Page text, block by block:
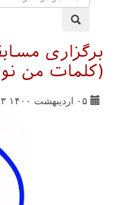
برگزاری
(كلمات من
۰۵ اردیبهشت ۱۴۰۰ ۱۳:۱۳